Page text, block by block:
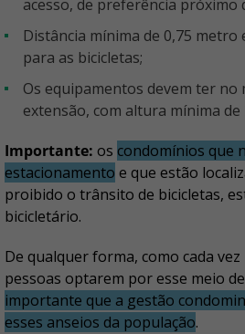
acesso, de preferência próximo
Distância mínima de 0,75 metro entre os suportes
para as bicicletas;
Os equipamentos devem ter no mínimo 1,80 metro de
extensão, com altura mínima de
Importante: os condomínios que
estacionamento e que estão
proibido o trânsito de bicicletas,
bicicletário.
De qualquer forma, como cada vez
pessoas optarem por esse meio
importante que a gestão
esses anseios da população.